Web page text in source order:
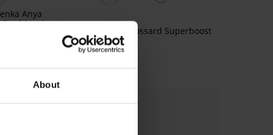
About
Anya
bez kostic
Tanga Gossard Superboost
Lace
749 Kč